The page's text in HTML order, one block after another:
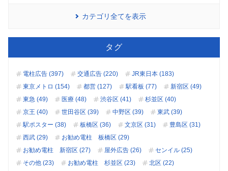
カテゴリ全てを表示
タグ
電柱広告 (397) 交通広告 (220)
JR東日本 (183)
東京メトロ (154)
都営 (127) 駅看板 (77)
新宿区 (49)
東急 (49)
医療 (48) 渋谷区 (41)
杉並区 (40)
京王 (40)
世田谷区 (39) 中野区 (39)
東武 (39)
駅ポスター (38)
板橋区 (36) 文京区 (31)
豊島区 (31)
西武 (29)
お勧め電柱 板橋区 (29)
お勧め電柱 新宿区 (27)
屋外広告 (26)
センイル (25)
その他 (23)
お勧め電柱 杉並区 (23)
北区 (22)